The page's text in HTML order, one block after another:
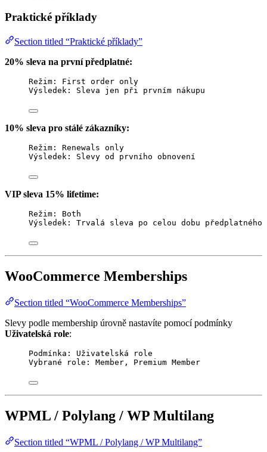
Praktické příklady
Section titled “Praktické příklady”
20% sleva na první předplatné:
Režim: First order only
Výsledek: Sleva jen při prvním nákupu
10% sleva pro stálé zákazníky:
Režim: Renewals only
Výsledek: Slevy od prvního obnovení
VIP sleva 15% lifetime:
Režim: Both
Výsledek: Trvalá sleva po celou dobu předplatného
WooCommerce Memberships
Section titled “WooCommerce Memberships”
Slevy podle membership úrovně nastavíte pomocí podmínky
Uživatelská role:
Podmínka: Uživatelská role
Vybrané role: Member, Premium Member
WPML / Polylang / WP Multilang
Section titled “WPML / Polylang / WP Multilang”